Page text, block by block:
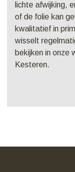
lichte afwijking,
of de folie kan
kwalitatief in
wisselt
bekijken in onze
Kesteren.